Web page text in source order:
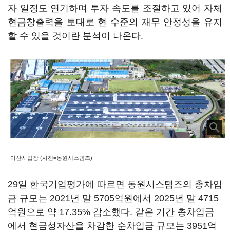
자 일정도 연기하며 투자 속도를 조절하고 있어 자체
현금창출력을 토대로 현 수준의 재무 안정성을 유지
할 수 있을 것이란 분석이 나온다.
아산사업장 (사진=동원시스템즈)
29일 한국기업평가에 따르면 동원시스템즈의 총차입
금 규모는 2021년 말 5705억원에서 2025년 말 4715
억원으로 약 17.35% 감소했다. 같은 기간 총차입금
에서 현금성자산을 차감한 순차입금 규모는 3951억